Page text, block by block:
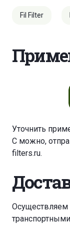
Fil Filter
Уточнить
C можно,
filters.ru.
Осуществляем